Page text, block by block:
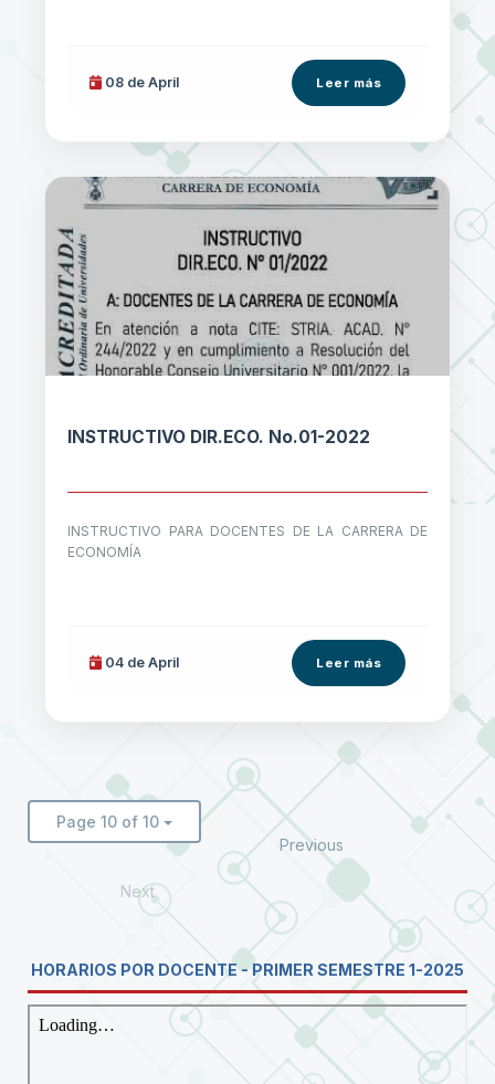
08 de April Leer más
INSTRUCTIVO DIR.ECO. No.01-2022
INSTRUCTIVO PARA DOCENTES DE LA CARRERA DE
ECONOMÍA
04 de April Leer más
Page 10 of 10
Previous
Next
HORARIOS POR DOCENTE - PRIMER SEMESTRE 1-2025